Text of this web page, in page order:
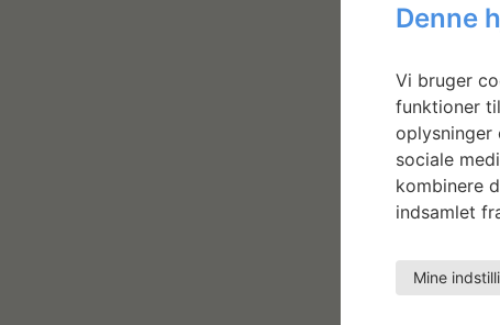
Denne
Vi bruger
funktioner
oplysninger
sociale
kombinere
indsamlet
Mine